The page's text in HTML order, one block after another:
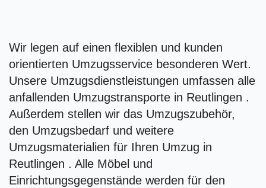
Wir legen auf einen flexiblen und kunden
orientierten Umzugsservice besonderen Wert.
Unsere Umzugsdienstleistungen umfassen alle
anfallenden Umzugstransporte in Reutlingen .
Außerdem stellen wir das Umzugszubehör,
den Umzugsbedarf und weitere
Umzugsmaterialien für Ihren Umzug in
Reutlingen . Alle Möbel und
Einrichtungsgegenstände werden für den